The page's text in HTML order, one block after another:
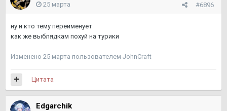
#6896
25 марта
ну и кто тему переименует
как же выблядкам похуй на турики
Изменено 25 марта пользователем JohnCraft
Цитата
Edgarchik